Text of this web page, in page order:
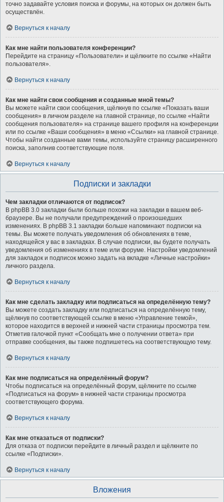
точно задавайте условия поиска и форумы, на которых он должен быть
осуществлён.
Вернуться к началу
Как мне найти пользователя конференции?
Перейдите на страницу «Пользователи» и щёлкните по ссылке «Найти
пользователя».
Вернуться к началу
Как мне найти свои сообщения и созданные мной темы?
Вы можете найти свои сообщения, щёлкнув по ссылке «Показать ваши
сообщения» в личном разделе на главной странице, по ссылке «Найти
сообщения пользователя» на странице вашего профиля на конференции
или по ссылке «Ваши сообщения» в меню «Ссылки» на главной странице.
Чтобы найти созданные вами темы, используйте страницу расширенного
поиска, заполнив соответствующие поля.
Вернуться к началу
Подписки и закладки
Чем закладки отличаются от подписок?
В phpBB 3.0 закладки были больше похожи на закладки в вашем веб-
браузере. Вы не получали предупреждений о произошедших
изменениях. В phpBB 3.1 закладки больше напоминают подписки на
темы. Вы можете получать уведомления об обновлениях в теме,
находящейся у вас в закладках. В случае подписки, вы будете получать
уведомления об изменениях в теме или форуме. Настройки уведомлений
для закладок и подписок можно задать на вкладке «Личные настройки»
личного раздела.
Вернуться к началу
Как мне сделать закладку или подписаться на определённую тему?
Вы можете создать закладку или подписаться на определённую тему,
щёлкнув по соответствующей ссылке в меню «Управление темой»,
которое находится в верхней и нижней части страницы просмотра тем.
Отметив галочкой пункт «Сообщать мне о получении ответа» при
отправке сообщения, вы также подпишетесь на соответствующую тему.
Вернуться к началу
Как мне подписаться на определённый форум?
Чтобы подписаться на определённый форум, щёлкните по ссылке
«Подписаться на форум» в нижней части страницы просмотра
соответствующего форума.
Вернуться к началу
Как мне отказаться от подписки?
Для отказа от подписки перейдите в личный раздел и щёлкните по
ссылке «Подписки».
Вернуться к началу
Вложения